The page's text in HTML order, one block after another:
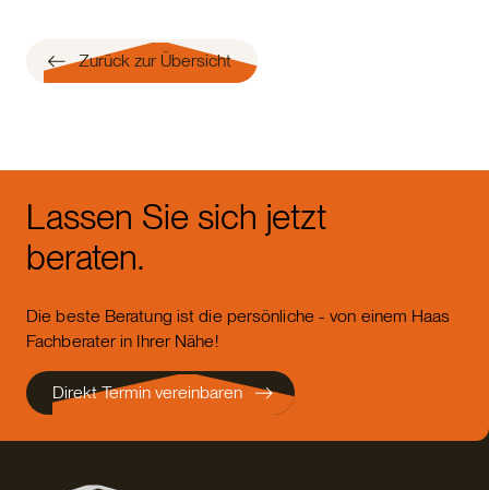
Zurück zur Übersicht
Lassen Sie sich jetzt
beraten.
Die beste Beratung ist die persönliche - von einem Haas
Fachberater in Ihrer Nähe!
Direkt Termin vereinbaren